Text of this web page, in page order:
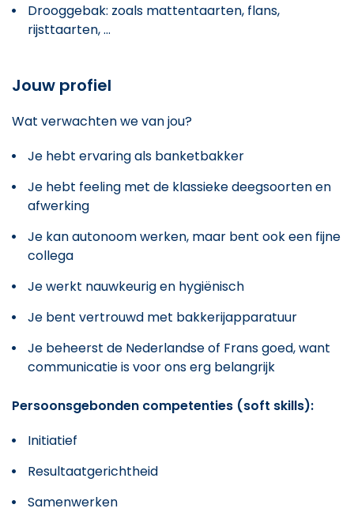
Drooggebak: zoals mattentaarten, flans,
rijsttaarten, ...
Jouw profiel
Wat verwachten we van jou?
Je hebt ervaring als banketbakker
Je hebt feeling met de klassieke deegsoorten en
afwerking
Je kan autonoom werken, maar bent ook een fijne
collega
Je werkt nauwkeurig en hygiënisch
Je bent vertrouwd met bakkerijapparatuur
Je beheerst de Nederlandse of Frans goed, want
communicatie is voor ons erg belangrijk
Persoonsgebonden competenties (soft skills):
Initiatief
Resultaatgerichtheid
Samenwerken